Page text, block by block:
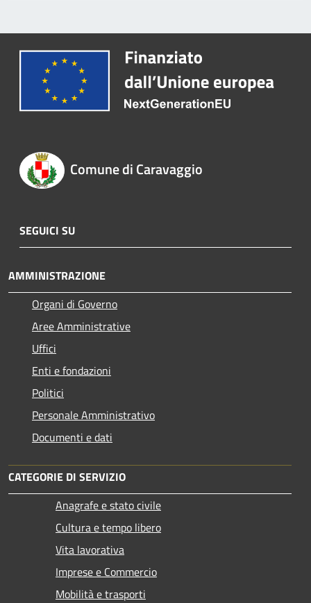
Comune di Caravaggio
SEGUICI SU
AMMINISTRAZIONE
Organi di Governo
Aree Amministrative
Uffici
Enti e fondazioni
Politici
Personale Amministrativo
Documenti e dati
CATEGORIE DI SERVIZIO
Anagrafe e stato civile
Cultura e tempo libero
Vita lavorativa
Imprese e Commercio
Mobilità e trasporti